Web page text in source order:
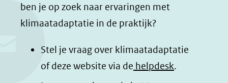
b
o
o
d
I
t
a
p
d
l
e
ben je op zoek naar ervaringen met
klimaatadaptatie in de praktijk?
Stel je vraag over klimaatadaptatie
of deze website via de helpdesk.